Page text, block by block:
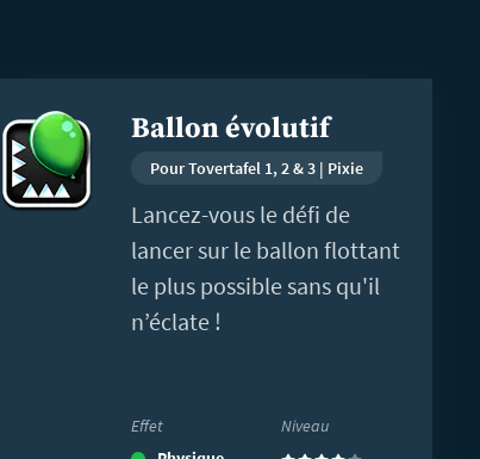
Ballon évolutif
Pour Tovertafel 1, 2 & 3 | Pixie
Lancez-vous le défi de
lancer sur le ballon flottant
le plus possible sans qu'il
n’éclate !
Effet
Niveau